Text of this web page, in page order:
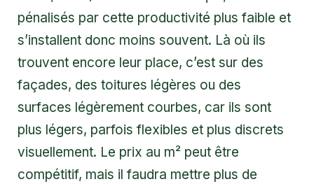
pénalisés par cette productivité plus faible et
s’installent donc moins souvent. Là où ils
trouvent encore leur place, c’est sur des
façades, des toitures légères ou des
surfaces légèrement courbes, car ils sont
plus légers, parfois flexibles et plus discrets
visuellement. Le prix au m² peut être
compétitif, mais il faudra mettre plus de